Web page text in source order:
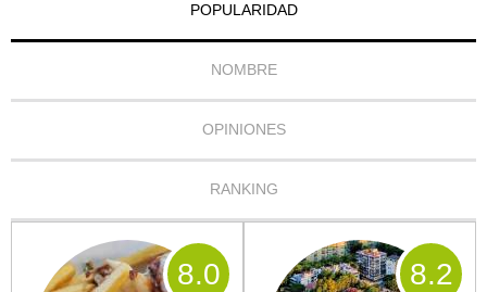
POPULARIDAD
NOMBRE
OPINIONES
RANKING
8.0 8.2